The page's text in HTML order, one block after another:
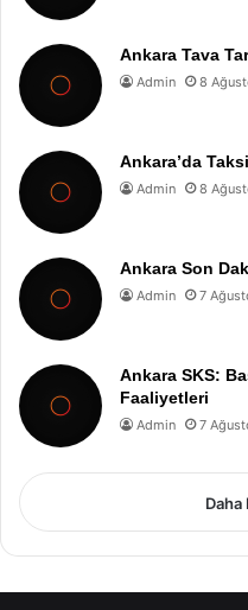
Ankara Tava
Admin 8
Ankara’da
Admin 8
Ankara Son
Admin 7
Ankara SKS:
Faaliyetleri
Admin 7
Daha